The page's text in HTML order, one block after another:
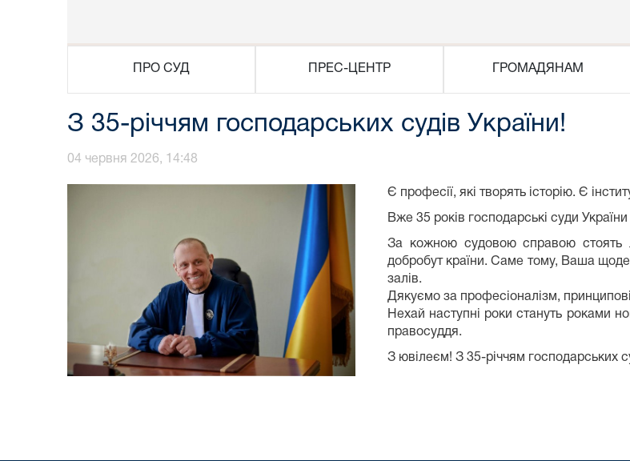
ПРО СУД ПРЕС-ЦЕНТР ГРОМАДЯНАМ
З 35-річчям господарських судів України!
04 червня 2026, 14:48
Є професії, які творять історію. Є
Вже 35 років господарські суди
За кожною судовою справою стоять
добробут країни. Саме тому, Ваша
залів.
Дякуємо за професіоналізм,
Нехай наступні роки стануть роками
правосуддя.
З ювілеєм! З 35-річчям господарських